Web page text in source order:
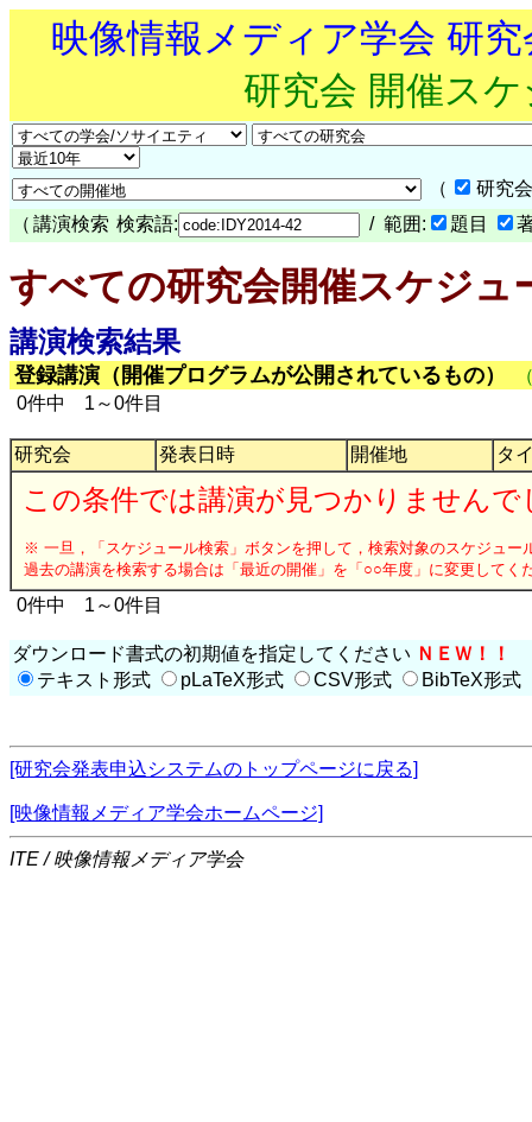
映像情報メディア学会 研
研究会 開催ス
（
研究
（ 講演検索 検索語: / 範囲: 題目
すべての研究会開催スケジュ
講演検索結果
登録講演（開催プログラムが公開されているもの）
0件中 1～0件目
研究会 発表日時 開催地 タ
この条件では講演が見つかりませんで
※ 一旦，「スケジュール検索」ボタンを押して，検索対象のスケジュー
過去の講演を検索する場合は「最近の開催」を「○○年度」に変更してく
0件中 1～0件目
ダウンロード書式の初期値を指定してください ＮＥＷ！！
テキスト形式
pLaTeX形式 CSV形式 BibTeX形式
[研究会発表申込システムのトップページに戻る]
[映像情報メディア学会ホームページ]
ITE / 映像情報メディア学会